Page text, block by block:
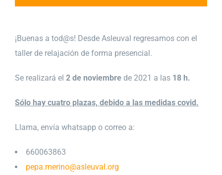
¡Buenas a tod@s! Desde Asleuval regresamos con el
taller de relajación de forma presencial.
Se realizará el 2 de noviembre de 2021 a las 18 h.
Sólo hay cuatro plazas, debido a las medidas covid.
Llama, envía whatsapp o correo a:
660063863
pepa.merino@asleuval.org